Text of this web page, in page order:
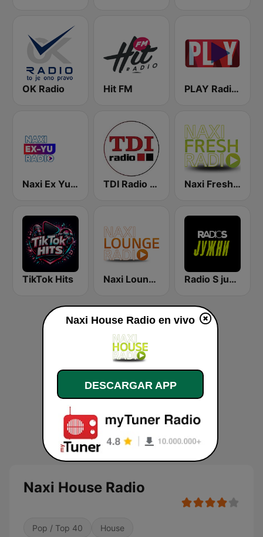
OK Radio Hit FM PLAY Radio (B92)
Naxi Ex Yu Radio TDI Radio 91.8 FM Naxi Fresh Radio
TikTok Hits Naxi Lounge Radio Radio S južni
Naxi House Radio
Pop / Top 40 House
Naxi House Radio en vivo
DESCARGAR APP